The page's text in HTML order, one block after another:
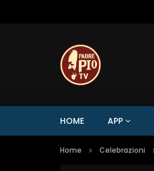
HOME APP
Home Celebrazioni